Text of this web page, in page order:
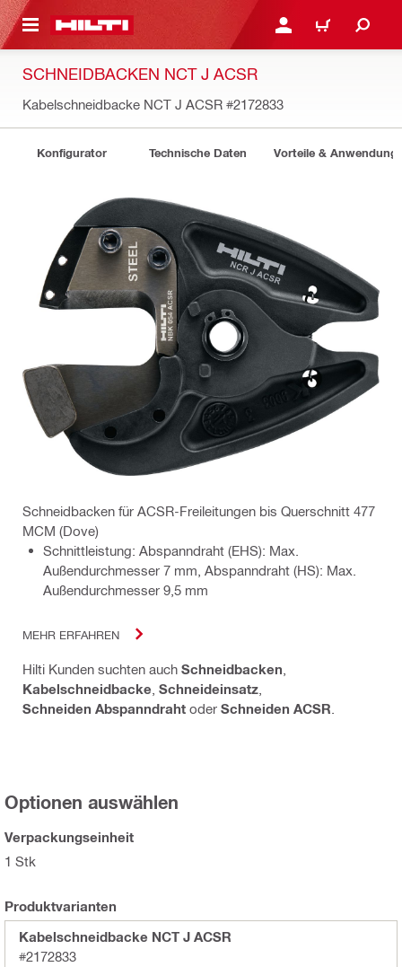
ANMELDEN ODER
WARENKORB
SCHNEIDBACKEN NCT J ACSR
Kabelschneidbacke NCT J ACSR #2172833
Konfigurator Technische Daten Vorteile &
Schneidbacken für ACSR-Freileitungen bis Querschnitt 477
MCM (Dove)
Schnittleistung: Abspanndraht (EHS): Max.
Außendurchmesser 7 mm, Abspanndraht (HS): Max.
Außendurchmesser 9,5 mm
MEHR ERFAHREN
Hilti Kunden suchten auch Schneidbacken
Kabelschneidbacke Schneideinsatz
Schneiden Abspanndraht oder Schneiden ACSR
Optionen auswählen
Verpackungseinheit
1 Stk
Produktvarianten
Kabelschneidbacke NCT J ACSR
#2172833